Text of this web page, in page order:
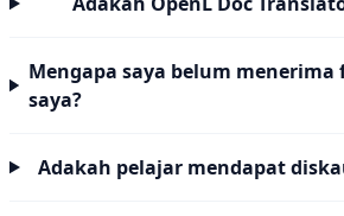
Mengapa saya belum
saya?
Adakah pelajar mendapat